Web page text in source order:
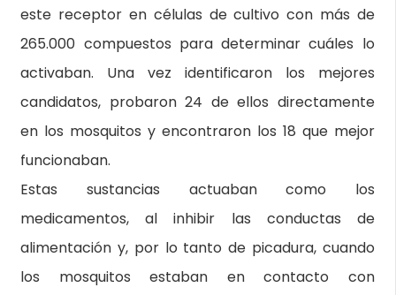
este receptor en células de cultivo con más de
265.000 compuestos para determinar cuáles lo
activaban. Una vez identificaron los mejores
candidatos, probaron 24 de ellos directamente
en los mosquitos y encontraron los 18 que mejor
funcionaban.
Estas sustancias actuaban como los
medicamentos, al inhibir las conductas de
alimentación y, por lo tanto de picadura, cuando
los mosquitos estaban en contacto con